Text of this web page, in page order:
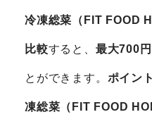
冷凍総菜（FIT FOOD
比較すると、 最大700円
とができます。 ポイン
凍総菜（FIT FOOD